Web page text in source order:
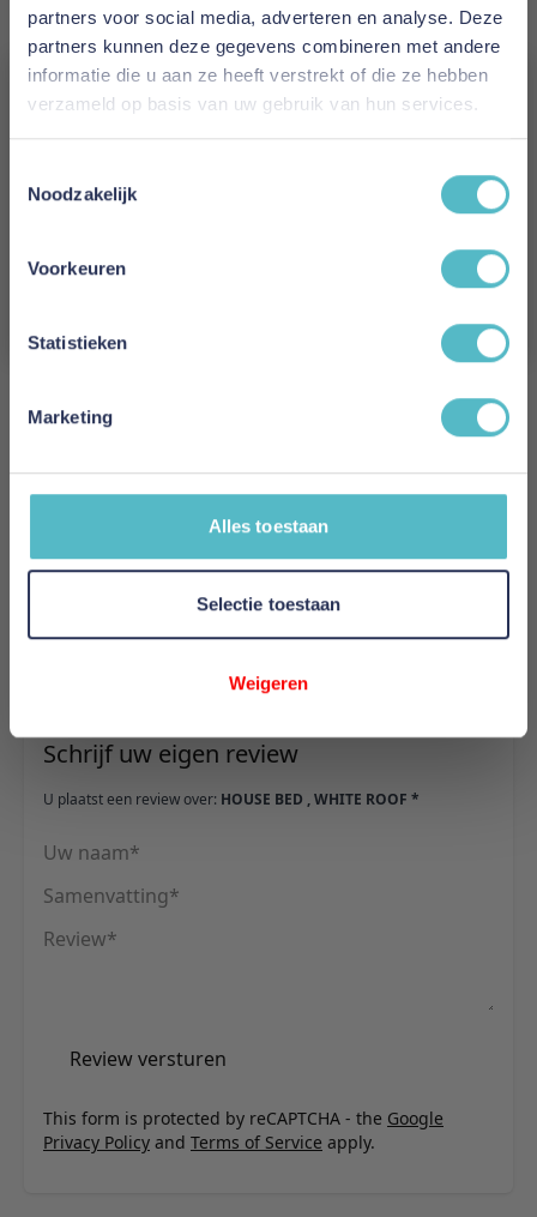
partners voor social media, adverteren en analyse. Deze
partners kunnen deze gegevens combineren met andere
informatie die u aan ze heeft verstrekt of die ze hebben
verzameld op basis van uw gebruik van hun services.
Noodzakelijk
Voorkeuren
Statistieken
Marketing
Alles toestaan
Selectie toestaan
Weigeren
Schrijf uw eigen review
U plaatst een review over: HOUSE BED , WHITE ROOF *
Uw naam
Samenvatting
Review
Review versturen
This form is protected by reCAPTCHA - the Google
Privacy Policy and Terms of Service apply.
height
Maximum weight in KG: 75
Minimum age: 4 years
FSC Certified: Yes
Assembly time in minutes: 120
Width assembled in MM: 1060
214 cm
Breedte
106 cm
Hoogte
E-mail